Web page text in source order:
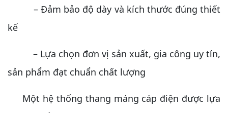
– Đảm bảo độ dày và kích thước đúng thiết
kế
– Lựa chọn đơn vị sản xuất, gia công uy tín,
sản phẩm đạt chuẩn chất lượng
Một hệ thống thang máng cáp điện được lựa